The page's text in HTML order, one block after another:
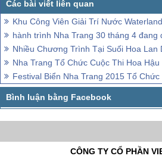
Khu Công Viên Giải Trí Nước Waterland
hành trình Nha Trang 30 tháng 4 đang đứng trước
Nhiều Chương Trình Tại Suối Hoa Lan
Nha Trang Tổ Chức Cuộc Thi Hoa Hậu Hoàn
Festival Biển Nha Trang 2015 Tổ Chức Nhiều
CÔNG TY CỔ PHẦN